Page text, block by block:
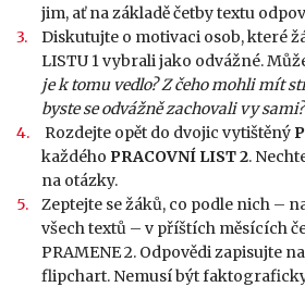
jim, ať na základě četby textu
Diskutujte o motivaci osob, které
LISTU 1 vybrali jako odvážné.
je k tomu vedlo? Z čeho mohli mít
byste se odvážně zachovali vy sami?
Rozdejte opět do dvojic vytištěný
každého PRACOVNÍ LIST 2.
na otázky.
Zeptejte se žáků, co podle nich –
všech textů – v příštích měsících
PRAMENE 2. Odpovědi zapisujte
flipchart. Nemusí být